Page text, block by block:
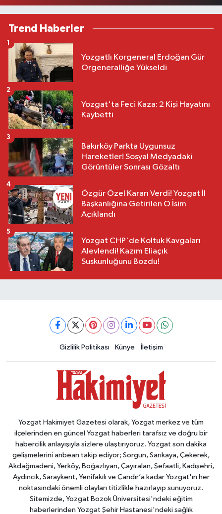
Trend Haberler
Yozgatlı Korgeneral Erdoğan Gür
Orgeneralliğe Yükseldi
1
Yozgat'ta Feci Kaza: 2 Kişi Hayatını
Kaybetti
2
Bakırköy Parkta Uygunsuz
Hareketler! Sosyal Medyadaki
Görüntüler Sonrası Gözaltı
3
Özgür Özel Kararı Verdi! Yozgat İl
Başkanlığına Getirilen O İsim
Açıklandı
4
Yozgat CHP'de Koltuk Kavgaları
Alevlendi! Kazım Eliaçık
Suskunluğunu Bozdu!
5
Gizlilik Politikası Künye İletişim
Yozgat Hakimiyet Gazetesi olarak, Yozgat merkez ve tüm
ilçelerinden en güncel Yozgat haberleri tarafsız ve doğru bir
habercilik anlayışıyla sizlere ulaştırıyoruz. Yozgat son dakika
gelişmelerini anbean takip ediyor; Sorgun, Sarıkaya, Çekerek,
Akdağmadeni, Yerköy, Boğazlıyan, Çayıralan, Şefaatli, Kadışehri,
Aydıncık, Saraykent, Yenifakılı ve Çandır’a kadar Yozgat'ın her
noktasındaki önemli olayları titizlikle hazırlayıp sunuyoruz.
Sitemizde, Yozgat Bozok Üniversitesi'ndeki eğitim
haberlerinden Yozgat Şehir Hastanesi'ndeki sağlık